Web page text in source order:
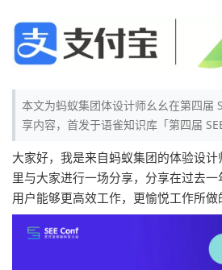
本文为蚂蚁集团体设计师幺幺在第四届
享内容，首发于语雀知识库「第四届
大家好，我是来自蚂蚁集团的体验设
里与大家进行一场分享，分享在过去
用户能够更高效工作，更愉悦工作所做